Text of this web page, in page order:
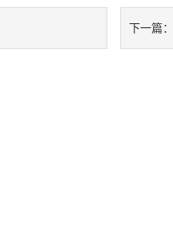
下一篇：